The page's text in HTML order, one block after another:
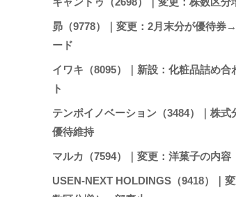
昴（9778）｜変更：2月末分が優待券
ード
イワキ（8095）｜新設：化粧品詰め合
ト
テンポイノベーション（3484）｜株式
優待維持
マルカ（7594）｜変更：洋菓子の内容
USEN-NEXT HOLDINGS（9418）｜